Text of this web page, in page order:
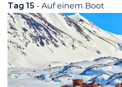
Tag 15 - Auf einem Boot